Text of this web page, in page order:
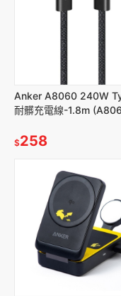
Anker A8060 240W
耐髒充電線-1.8m
$258